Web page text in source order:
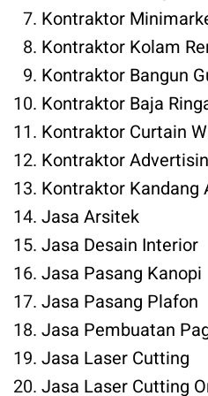
Kontraktor
Kontraktor Kolam
Kontraktor Bangun
Kontraktor Baja
Kontraktor Curtain
Kontraktor
Kontraktor Kandang
Jasa Arsitek
Jasa Desain Interior
Jasa Pasang Kanopi
Jasa Pasang Plafon
Jasa Pembuatan
Jasa Laser Cutting
Jasa Laser Cutting